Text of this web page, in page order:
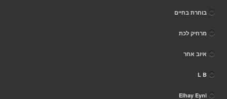
בוחרת בחיים
מרחיק לכת
איוב אחר
L B
Elhay Eyni